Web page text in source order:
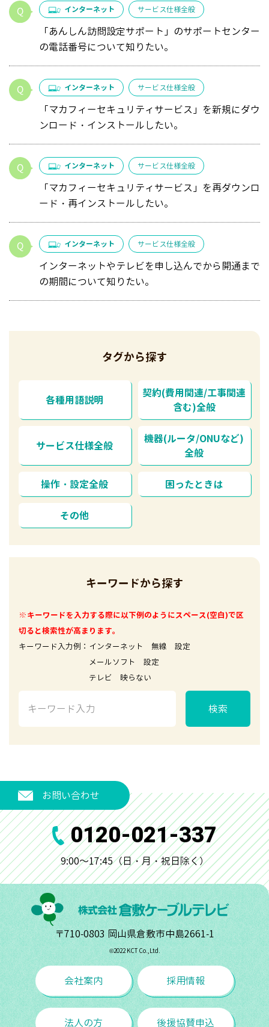
インターネット サービス仕様全般
「あんしん訪問設定サポート」のサポートセンター
の電話番号について知りたい。
インターネット サービス仕様全般
「マカフィーセキュリティサービス」を新規にダウ
ンロード・インストールしたい。
インターネット サービス仕様全般
「マカフィーセキュリティサービス」を再ダウンロ
ード・再インストールしたい。
インターネット サービス仕様全般
インターネットやテレビを申し込んでから開通まで
の期間について知りたい。
タグから探す
各種用語説明
契約(費用関連/工事関連
含む)全般
サービス仕様全般
機器(ルータ/ONUなど)
全般
操作・設定全般 困ったときは
その他
キーワードから探す
※キーワードを入力する際に以下例のようにスペース(空白)で区
切ると検索性が高まります。
キーワード入力例：インターネット 無線 設定
メールソフト 設定
テレビ 映らない
検索
お問い合わせ
0120-021-337
9:00～17:45（日・月・祝日除く）
〒710-0803 岡山県倉敷市中島2661-1
©︎2022 KCT Co.,Ltd.
会社案内 採用情報
法人の方 後援協賛申込